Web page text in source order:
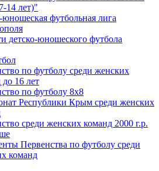
14 лет)"
юношеская футбольная лига
детско-юношеского футбола
по футболу среди женских
16 лет
по футболу 8х8
Республики Крым среди женских
среди женских команд 2000 г.р.
Первенства по футболу среди
команд